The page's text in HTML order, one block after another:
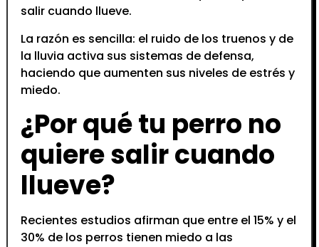
salir cuando llueve.
La razón es sencilla: el ruido de los truenos y de
la lluvia activa sus sistemas de defensa,
haciendo que aumenten sus niveles de estrés y
miedo.
¿Por qué tu perro no
quiere salir cuando
llueve?
Recientes estudios afirman que entre el 15% y el
30% de los perros tienen miedo a las